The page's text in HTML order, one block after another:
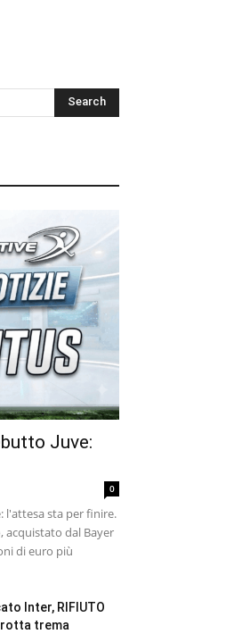
Juve:
0
l'attesa sta per finire.
acquistato dal Bayer
di euro più
Inter, RIFIUTO
trema